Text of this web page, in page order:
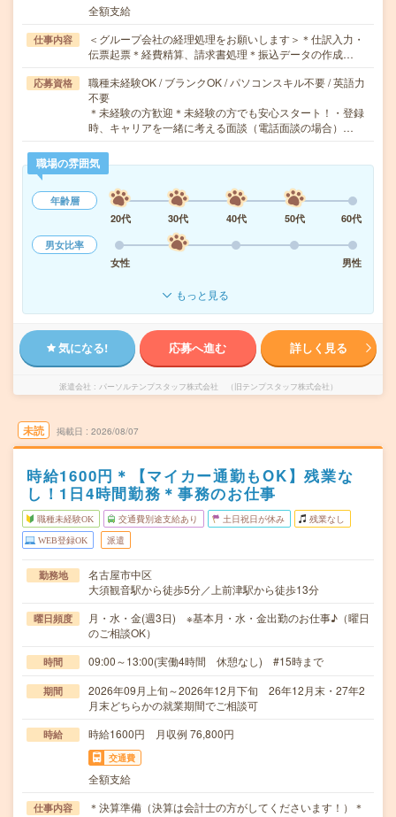
全額支給
仕事内容
＜グループ会社の経理処理をお願いします＞＊仕訳入力・
伝票起票＊経費精算、請求書処理＊振込データの作成…
応募資格
職種未経験OK / ブランクOK / パソコンスキル不要 / 英語力
不要
＊未経験の方歓迎＊未経験の方でも安心スタート！・登録
時、キャリアを一緒に考える面談（電話面談の場合）…
職場の雰囲気
年齢層
20代
30代 40代 50代
60代
男女比率
女性
男性
もっと見る
気になる! 応募へ進む 詳しく見る
派遣会社 パーソルテンプスタッフ株式会社 （旧テンプスタッフ株式会社）
未読 掲載日 2026/08/07
時給1600円＊【マイカー通勤もOK】残業な
し！1日4時間勤務＊事務のお仕事
職種未経験OK 交通費別途支給あり 土日祝日が休み 残業なし
WEB登録OK 派遣
勤務地
名古屋市中区
大須観音駅から徒歩5分／上前津駅から徒歩13分
曜日頻度
月・水・金(週3日) ※基本月・水・金出勤のお仕事♪（曜日
のご相談OK）
時間 09:00～13:00(実働4時間 休憩なし) #15時まで
期間
2026年09月上旬～2026年12月下旬 26年12月末・27年2
月末どちらかの就業期間でご相談可
時給 時給1600円 月収例 76,800円
交通費
全額支給
仕事内容
＊決算準備（決算は会計士の方がしてくださいます！）＊